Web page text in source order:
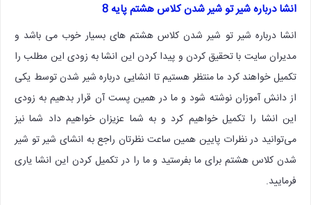
انشا درباره شیر تو شیر شدن کلاس هشتم پایه 8
انشا درباره شیر تو شیر شدن کلاس هشتم های بسیار خوب می باشد و
مدیران سایت با تحقیق کردن و پیدا کردن این انشا به زودی این مطلب را
تکمیل خواهند کرد ما منتظر هستیم تا انشایی درباره شیر شدن توسط یکی
از دانش آموزان نوشته شود و ما در همین پست آن قرار بدهیم به زودی
این انشا را تکمیل خواهیم کرد و به شما عزیزان خواهیم داد شما نیز
می‌توانید در نظرات پایین همین ساعت نظرتان راجع به انشای شیر تو شیر
شدن کلاس هشتم برای ما بفرستید و ما را در تکمیل کردن این انشا یاری
فرمایید.